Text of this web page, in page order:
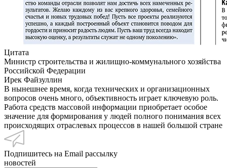
Цитата
Министр строительства и жилищно-коммунального хозяйства
Российской Федерации
Ирек Файзуллин
В нынешнее время, когда технических и организационных
вопросов очень много, объективность играет ключевую роль.
Работа средств массовой информации приобретает особое
значение для формирования у людей полного понимания всех
происходящих отраслевых процессов в нашей большой стране
Подпишитесь на Email рассылку
новостей